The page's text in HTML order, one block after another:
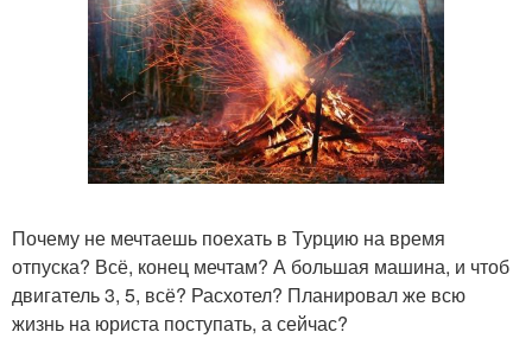
Почему не мечтаешь поехать в Турцию на время
отпуска? Всё, конец мечтам? А большая машина, и чтоб
двигатель 3, 5, всё? Расхотел? Планировал же всю
жизнь на юриста поступать, а сейчас?